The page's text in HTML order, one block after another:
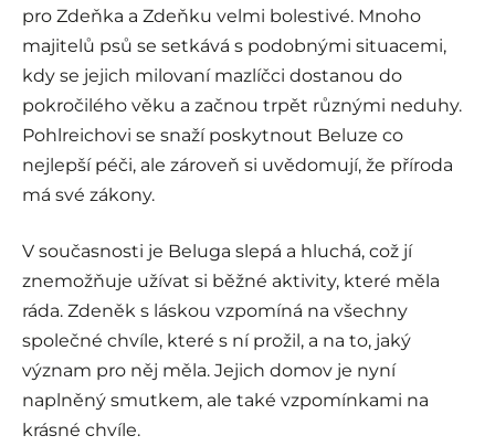
pro Zdeňka a Zdeňku velmi bolestivé. Mnoho
majitelů psů se setkává s podobnými situacemi,
kdy se jejich milovaní mazlíčci dostanou do
pokročilého věku a začnou trpět různými neduhy.
Pohlreichovi se snaží poskytnout Beluze co
nejlepší péči, ale zároveň si uvědomují, že příroda
má své zákony.
V současnosti je Beluga slepá a hluchá, což jí
znemožňuje užívat si běžné aktivity, které měla
ráda. Zdeněk s láskou vzpomíná na všechny
společné chvíle, které s ní prožil, a na to, jaký
význam pro něj měla. Jejich domov je nyní
naplněný smutkem, ale také vzpomínkami na
krásné chvíle.